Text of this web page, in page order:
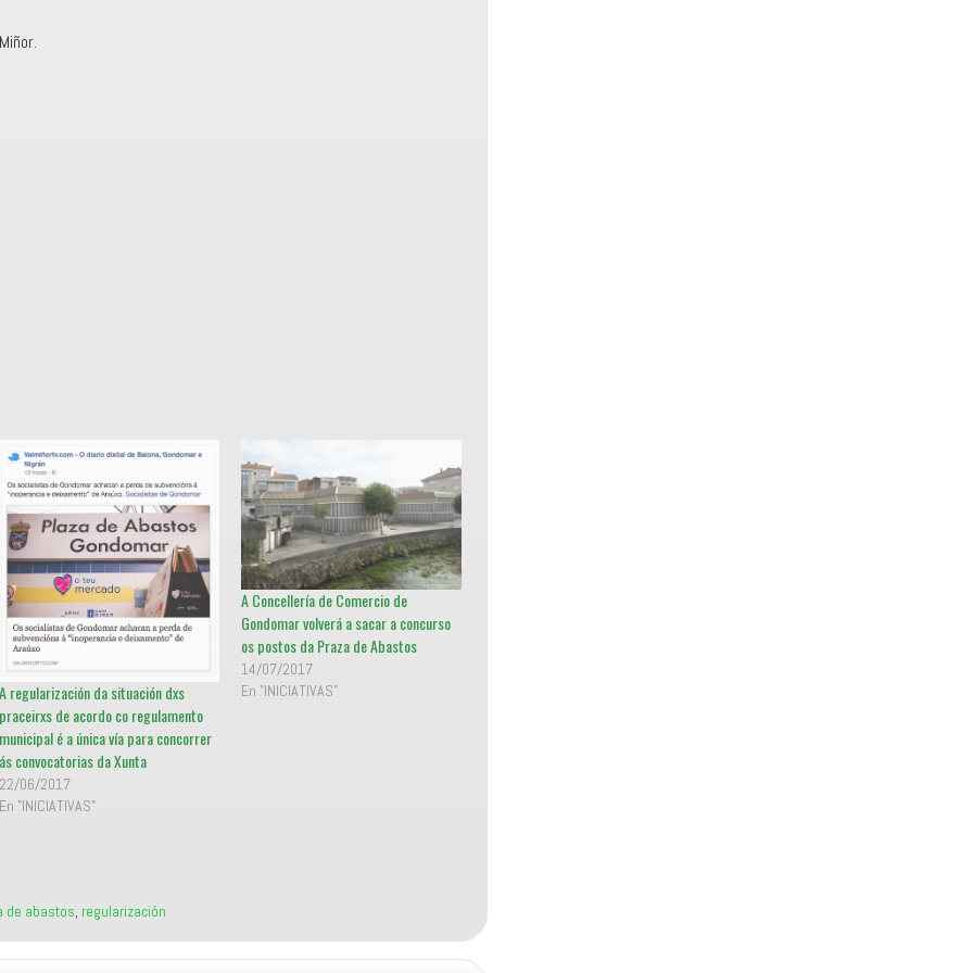
A regularización da situación dxs
praceirxs de acordo co regulamento
municipal é a única vía para concorrer
ás convocatorias da Xunta
22/06/2017
En "INICIATIVAS"
A Concellería de Comercio de
Gondomar volverá a sacar a concurso
os postos da Praza de Abastos
14/07/2017
En "INICIATIVAS"
de abastos, regularización